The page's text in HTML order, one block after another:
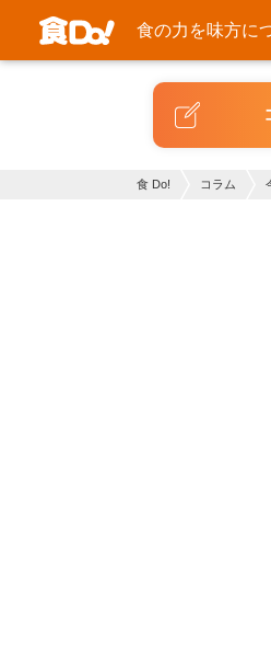
食の力を味方に
食 Do! コラム